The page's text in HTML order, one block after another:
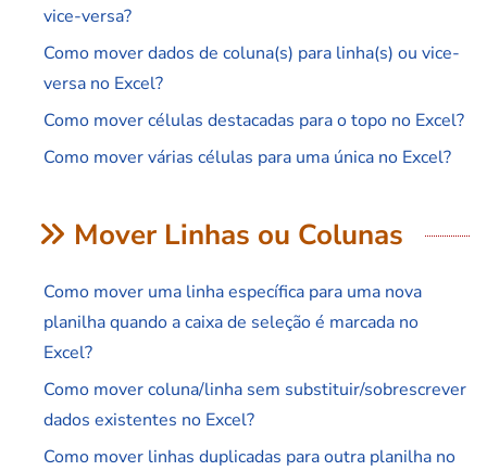
vice-versa?
Como mover dados de coluna(s) para linha(s) ou vice-
versa no Excel?
Como mover células destacadas para o topo no Excel?
Como mover várias células para uma única no Excel?
Mover Linhas ou Colunas
Como mover uma linha específica para uma nova
planilha quando a caixa de seleção é marcada no
Excel?
Como mover coluna/linha sem substituir/sobrescrever
dados existentes no Excel?
Como mover linhas duplicadas para outra planilha no